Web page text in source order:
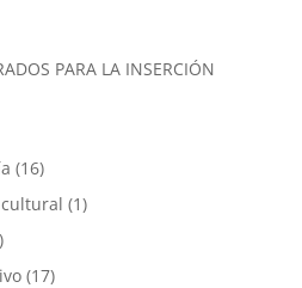
PARA LA INSERCIÓN
(16)
(1)
(17)